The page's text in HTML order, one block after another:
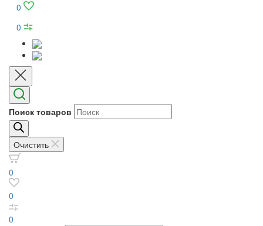
0
0
Поиск товаров
Очистить
0
0
0